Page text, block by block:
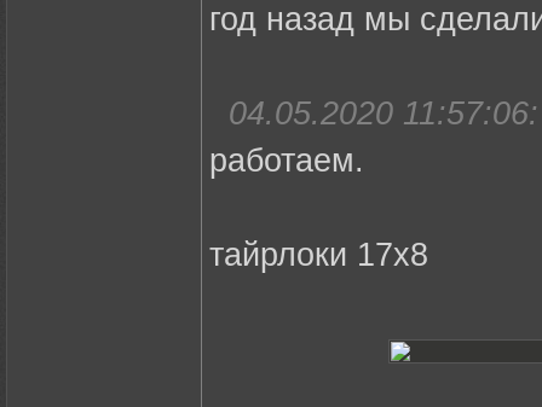
год назад мы
04.05.2020 11:57:06:
работаем.
тайрлоки 17х8